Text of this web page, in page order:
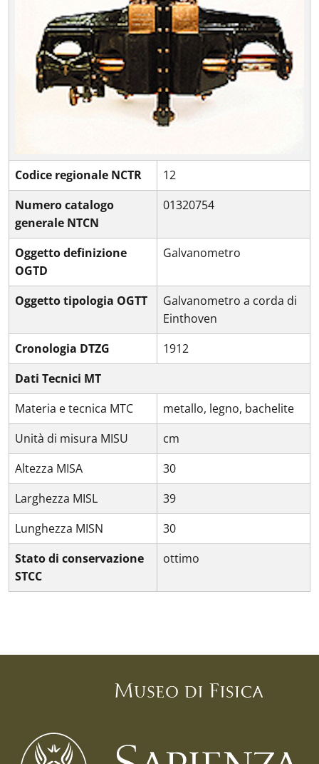
Codice regionale NCTR
12
Numero catalogo
generale NTCN
01320754
Oggetto definizione
OGTD
Galvanometro
Oggetto tipologia OGTT
Galvanometro a corda di
Einthoven
Cronologia DTZG
1912
Dati Tecnici MT
Materia e tecnica MTC
metallo, legno, bachelite
Unità di misura MISU
cm
Altezza MISA
30
Larghezza MISL
39
Lunghezza MISN
30
Stato di conservazione
STCC
ottimo